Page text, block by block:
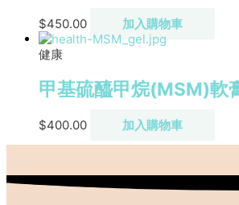
$450.00
加入購物車
健康
甲基硫醯甲烷(MSM)軟
$400.00 加入購物車